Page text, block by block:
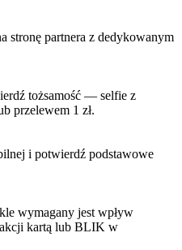
stronę partnera z dedykowanym
tożsamość — selfie z
przelewem 1 zł.
i potwierdź podstawowe
wymagany jest wpływ
kartą lub BLIK w